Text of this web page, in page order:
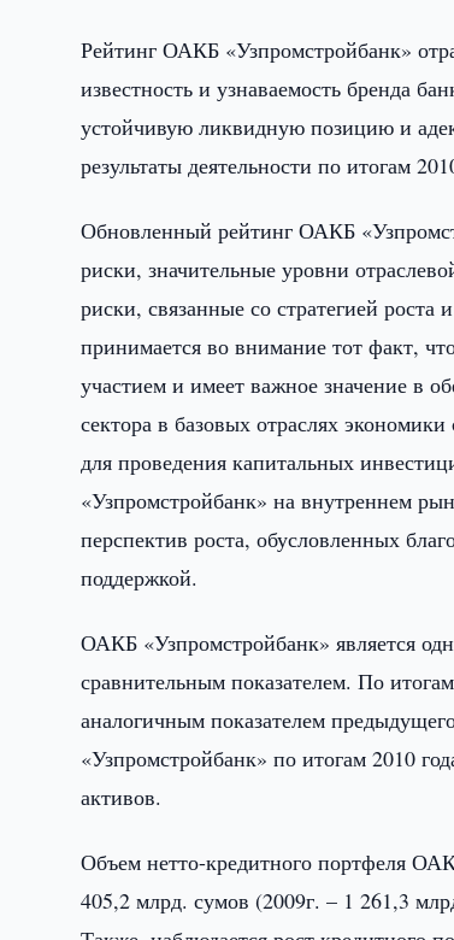
Рейтинг ОАКБ «Узпромстройбанк»
известность и узнаваемость бренда
устойчивую ликвидную позицию и
результаты деятельности по итогам
Обновленный рейтинг ОАКБ
риски, значительные уровни
риски, связанные со стратегией
принимается во внимание тот факт,
участием и имеет важное значение в
сектора в базовых отраслях
для проведения капитальных
«Узпромстройбанк» на внутреннем
перспектив роста, обусловленных
поддержкой.
ОАКБ «Узпромстройбанк» является
сравнительным показателем. По
аналогичным показателем
«Узпромстройбанк» по итогам 2010
активов.
Объем нетто-кредитного портфеля
405,2 млрд. сумов (2009г. – 1 261,3